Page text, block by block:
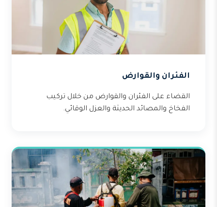
الفئران والقوارض
القضاء على الفئران والقوارض من خلال تركيب
الفخاخ والمصائد الحديثة والعزل الوقائي.